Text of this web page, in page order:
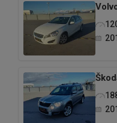
Svi podaci u ovom
informativnog su
za potpunu tačnost ili
vozilu i opremi.
proveri sve
Prodavac ne snosi
greške u oglasu niti